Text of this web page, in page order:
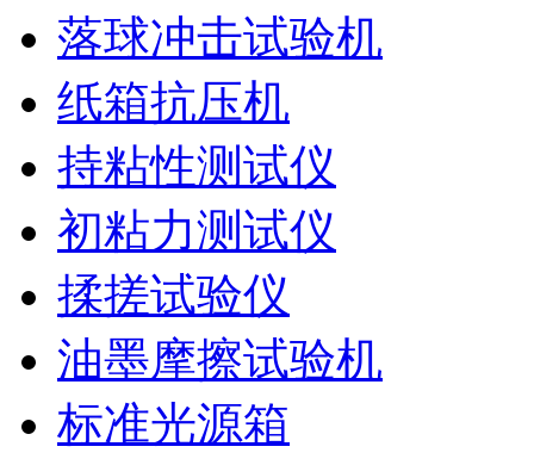
落球冲击试验机
纸箱抗压机
持粘性测试仪
初粘力测试仪
揉搓试验仪
油墨摩擦试验机
标准光源箱